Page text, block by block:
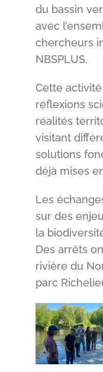
du bassin
avec
chercheurs
NBSPLUS.
Cette
réflexions
réalités
visitant
solutions
déjà mises
Les
sur des
la
Des arrêts
rivière du
parc